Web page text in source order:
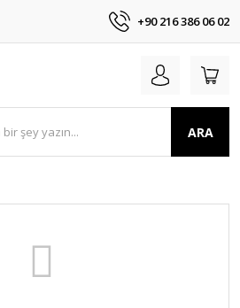
+90 216 386 06 02
ARA